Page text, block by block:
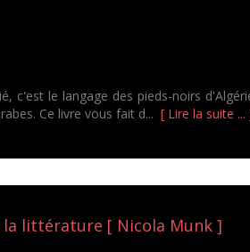
c'est le langage des pieds-noirs
Ce livre vous fait d... [ Lire la suite ...
la littérature [ Nicola Munk ]